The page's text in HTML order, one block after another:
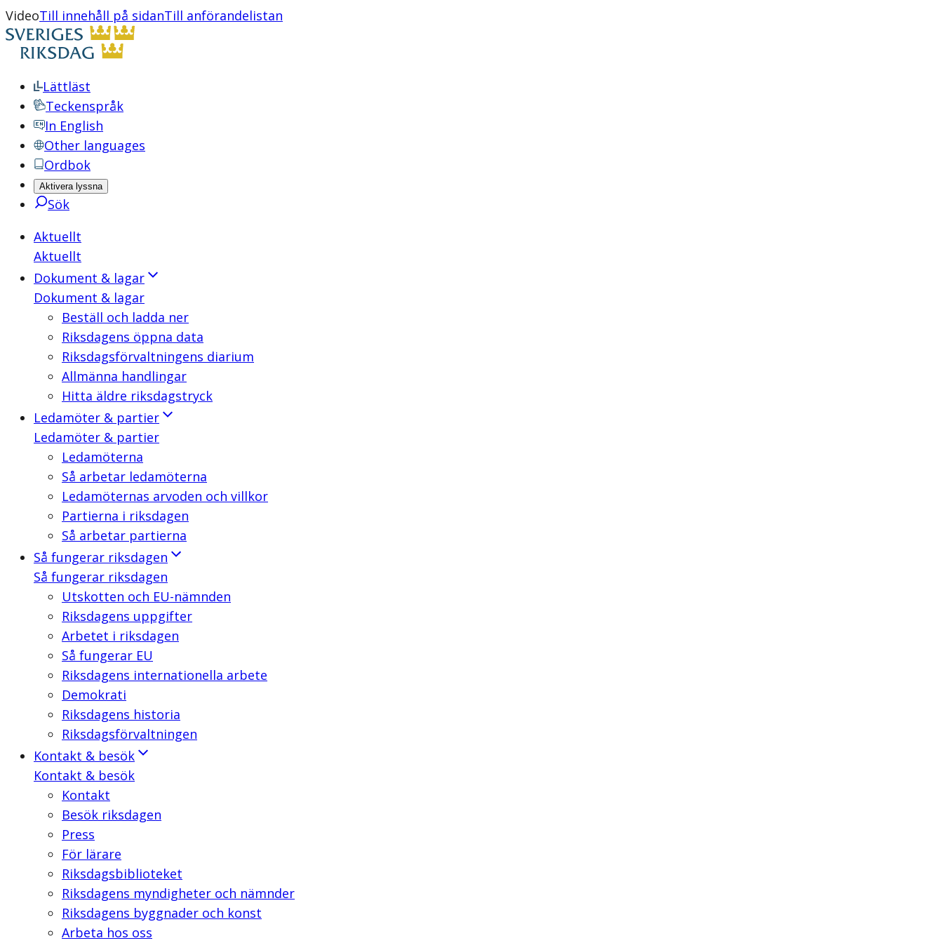
VideoTill innehåll på sidanTill anförandelistan
Lättläst
Teckenspråk
In English
Other languages
Ordbok
Aktivera lyssna
Sök
Aktuellt
Aktuellt
Dokument & lagar
Dokument & lagar
Beställ och ladda ner
Riksdagens öppna data
Riksdagsförvaltningens diarium
Allmänna handlingar
Hitta äldre riksdagstryck
Ledamöter & partier
Ledamöter & partier
Ledamöterna
Så arbetar ledamöterna
Ledamöternas arvoden och villkor
Partierna i riksdagen
Så arbetar partierna
Så fungerar riksdagen
Så fungerar riksdagen
Utskotten och EU-nämnden
Riksdagens uppgifter
Arbetet i riksdagen
Så fungerar EU
Riksdagens internationella arbete
Demokrati
Riksdagens historia
Riksdagsförvaltningen
Kontakt & besök
Kontakt & besök
Kontakt
Besök riksdagen
Press
För lärare
Riksdagsbiblioteket
Riksdagens myndigheter och nämnder
Riksdagens byggnader och konst
Arbeta hos oss